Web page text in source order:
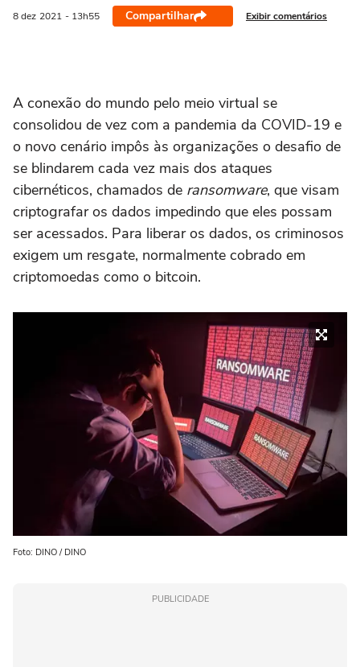
8 dez 2021 - 13h55 Compartilhar Exibir comentários
A conexão do mundo pelo meio virtual se
consolidou de vez com a pandemia da COVID-19 e
o novo cenário impôs às organizações o desafio de
se blindarem cada vez mais dos ataques
cibernéticos, chamados de ransomware, que visam
criptografar os dados impedindo que eles possam
ser acessados. Para liberar os dados, os criminosos
exigem um resgate, normalmente cobrado em
criptomoedas como o bitcoin.
Foto: DINO / DINO
PUBLICIDADE